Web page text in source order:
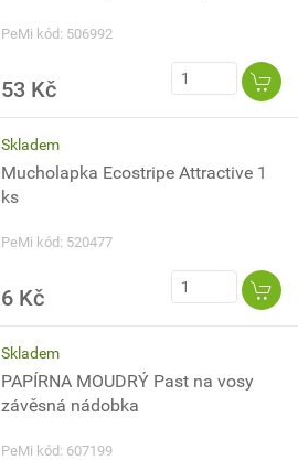
PeMi kód: 506992
53 Kč
Skladem
Mucholapka Ecostripe Attractive 1
ks
PeMi kód: 520477
6 Kč
Skladem
PAPÍRNA MOUDRÝ Past na vosy
závěsná nádobka
PeMi kód: 607199